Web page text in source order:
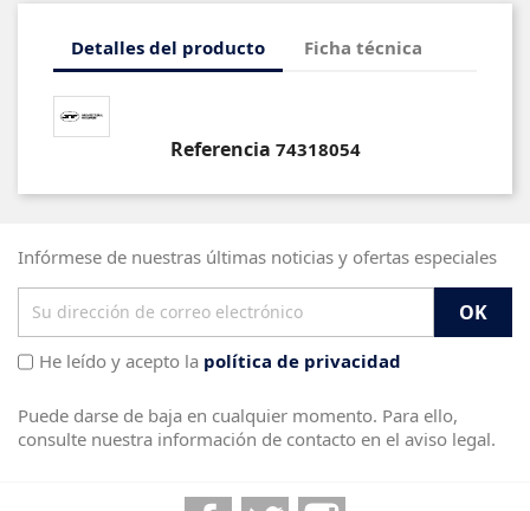
Detalles del producto Ficha técnica
Referencia 74318054
Infórmese de nuestras últimas noticias y ofertas especiales
He leído y acepto la política de privacidad
Puede darse de baja en cualquier momento. Para ello,
consulte nuestra información de contacto en el aviso legal.